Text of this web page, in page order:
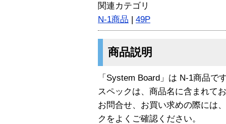
関連カテゴリ
N-1商品 | 49P
商品説明
「System Board」は N-1商品で
スペックは、商品名に含まれて
お問合せ、お買い求めの際には
クをよくご確認ください。